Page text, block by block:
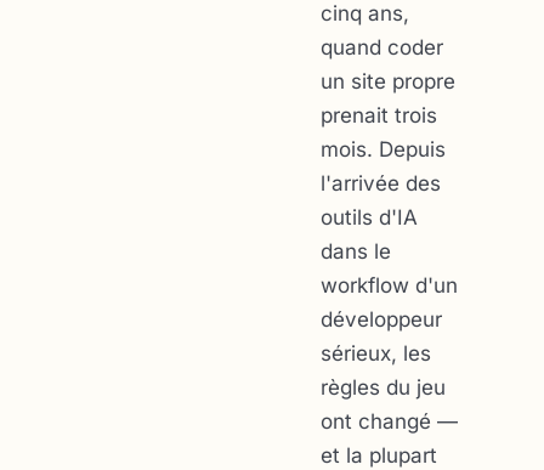
cinq ans,
quand coder
un site propre
prenait trois
mois. Depuis
l'arrivée des
outils d'IA
dans le
workflow d'un
développeur
sérieux, les
règles du jeu
ont changé —
et la plupart